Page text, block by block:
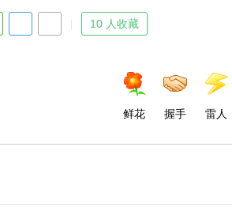
10 人收藏
鲜花 握手 雷人